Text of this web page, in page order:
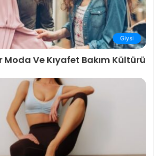
Giysi
Ve Kıyafet Bakım Kültürü